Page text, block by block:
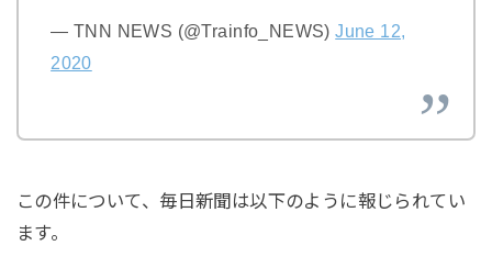
— TNN NEWS (@Trainfo_NEWS)June 12,
2020
この件について、毎日新聞は以下のように報じられてい
ます。